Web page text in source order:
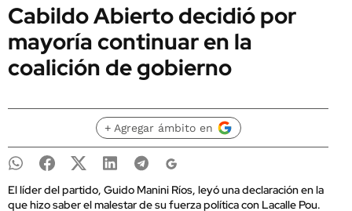
Cabildo Abierto decidió por
mayoría continuar en la
coalición de gobierno
+ Agregar ámbito en
El líder del partido, Guido Manini Ríos, leyó una declaración en la
que hizo saber el malestar de su fuerza política con Lacalle Pou.